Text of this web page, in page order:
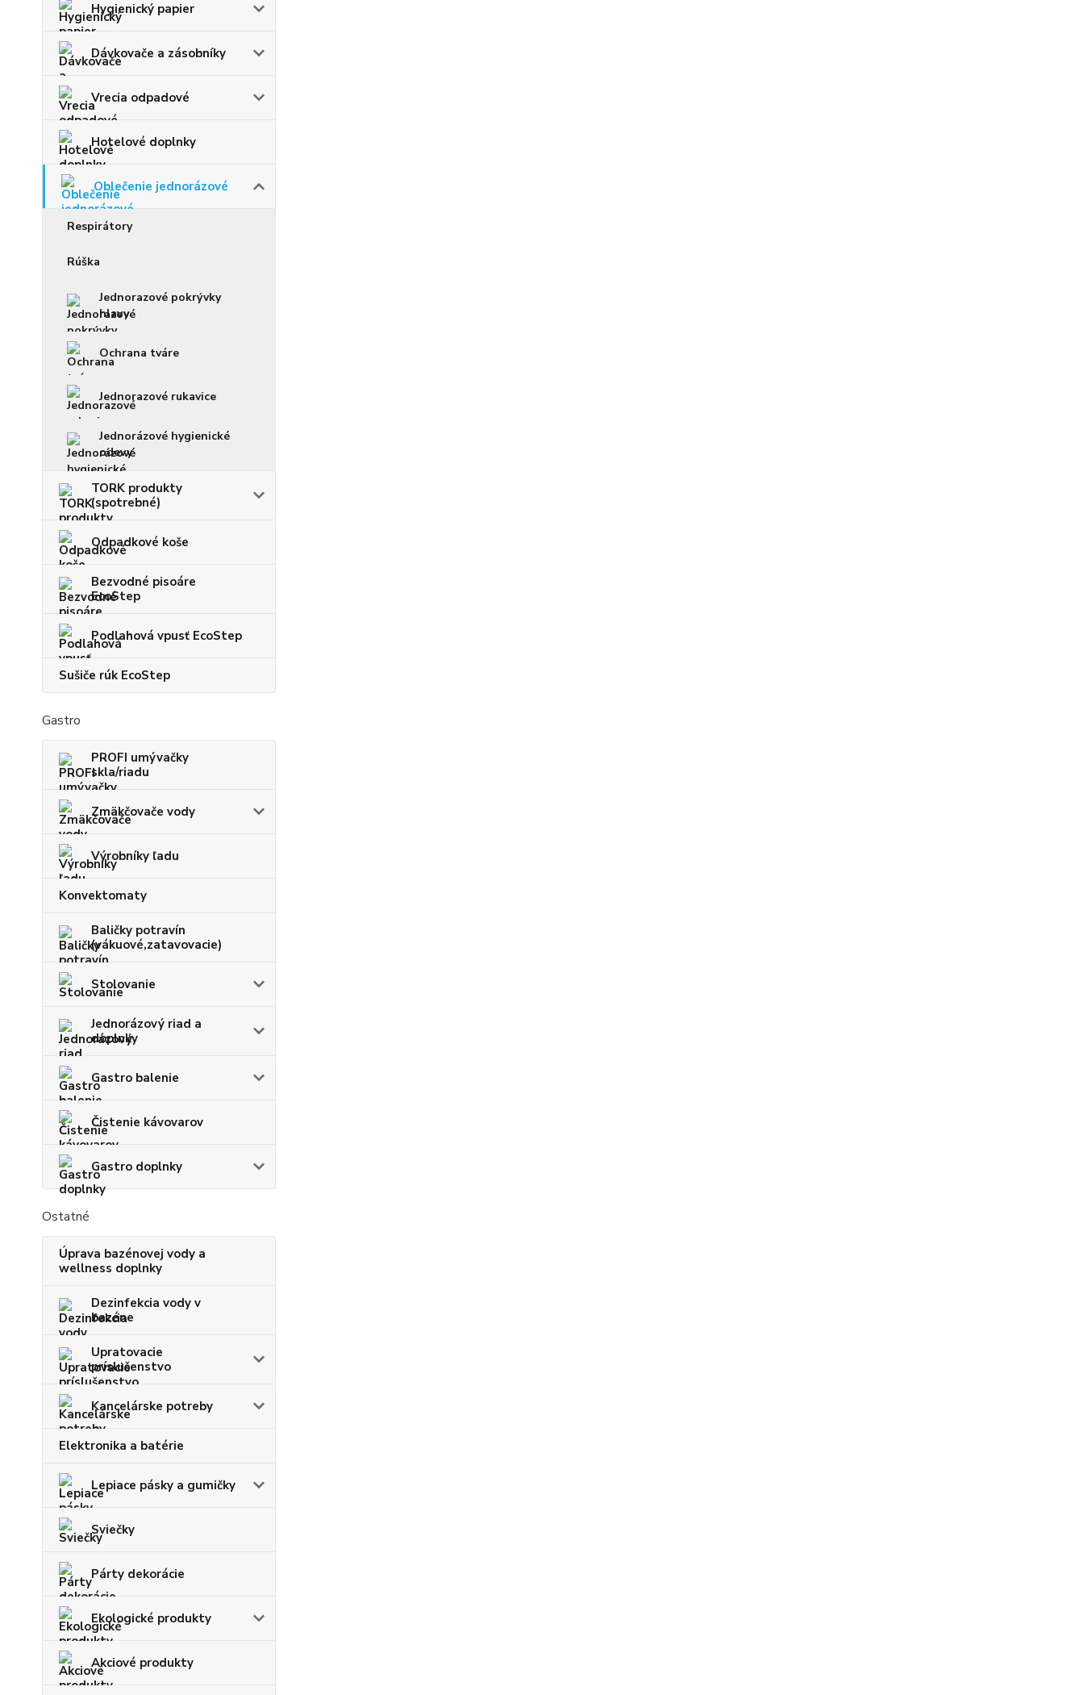
Hygienický papier
Dávkovače a zásobníky
Vrecia odpadové
Hotelové doplnky
Oblečenie jednorázové
Respirátory
Rúška
Jednorazové pokrývky
hlavy
Ochrana tváre
Jednorazové rukavice
Jednorázové hygienické
odevy
TORK produkty
(spotrebné)
Odpadkové koše
Bezvodné pisoáre
EcoStep
Podlahová vpusť EcoStep
Sušiče rúk EcoStep
Gastro
PROFI umývačky
skla/riadu
Zmäkčovače vody
Výrobníky ľadu
Konvektomaty
Baličky potravín
(vákuové,zatavovacie)
Stolovanie
Jednorázový riad a
doplnky
Gastro balenie
Čistenie kávovarov
Gastro doplnky
Ostatné
Úprava bazénovej vody a
wellness doplnky
Dezinfekcia vody v
bazéne
Upratovacie
príslušenstvo
Kancelárske potreby
Elektronika a batérie
Lepiace pásky a gumičky
Sviečky
Párty dekorácie
Ekologické produkty
Akciové produkty